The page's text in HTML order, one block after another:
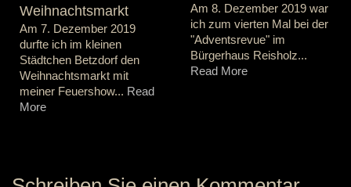
Weihnachtsmarkt
Am 7. Dezember 2019
durfte ich im kleinen
Städtchen Betzdorf den
Weihnachtsmarkt mit
meiner Feuershow... Read
More
Am 8. Dezember 2019 war
ich zum vierten Mal bei der
"Adventsrevue" im
Bürgerhaus Reisholz...
Read More